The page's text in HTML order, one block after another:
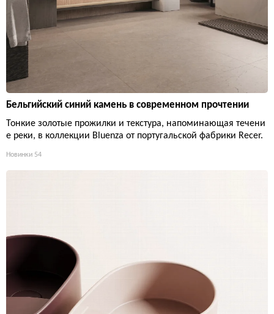
Бельгийский синий камень в современном прочтении
Тонкие золотые прожилки и текстура, напоминающая течени
е реки, в коллекции Bluenza от португальской фабрики Recer.
Новинки 54